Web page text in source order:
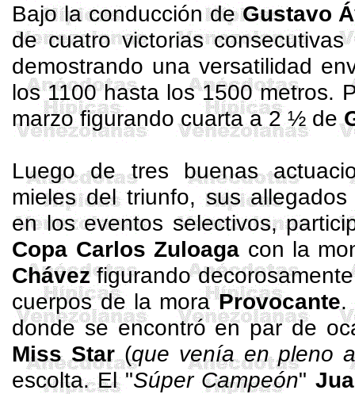
Bajo la conducción deGustavo
de cuatro victorias
demostrando una versatilidad
los 1100 hasta los 1500 metros.
marzo figurando cuarta a 2 ½ de
Luego de tres buenas
mieles del triunfo, sus allegados
en los eventos selectivos,
Copa Carlos Zuloaga con la
Chávezfigurando
cuerpos de la moraProvocante.
donde se encontró en par de
MissStar(que venía en pleno
escolta. El "Súper Campeón"